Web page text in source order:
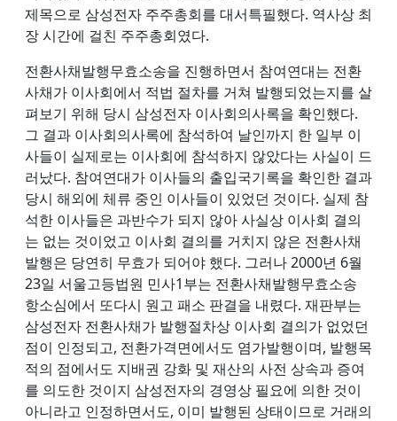
제목으로 삼성전자 주주총회를 대서특필했다. 역사상 최
장 시간에 걸친 주주총회였다.
전환사채발행무효소송을 진행하면서 참여연대는 전환
사채가 이사회에서 적법 절차를 거쳐 발행되었는지를 살
펴보기 위해 당시 삼성전자 이사회의사록을 확인했다.
그 결과 이사회의사록에 참석하여 날인까지 한 일부 이
사들이 실제로는 이사회에 참석하지 않았다는 사실이 드
러났다. 참여연대가 이사들의 출입국기록을 확인한 결과
당시 해외에 체류 중인 이사들이 있었던 것이다. 실제 참
석한 이사들은 과반수가 되지 않아 사실상 이사회 결의
는 없는 것이었고 이사회 결의를 거치지 않은 전환사채
발행은 당연히 무효가 되어야 했다. 그러나 2000년 6월
23일 서울고등법원 민사1부는 전환사채발행무효소송
항소심에서 또다시 원고 패소 판결을 내렸다. 재판부는
삼성전자 전환사채가 발행절차상 이사회 결의가 없었던
점이 인정되고, 전환가격면에서도 염가발행이며, 발행목
적의 점에서도 지배권 강화 및 재산의 사전 상속과 증여
를 의도한 것이지 삼성전자의 경영상 필요에 의한 것이
아니라고 인정하면서도, 이미 발행된 상태이므로 거래의